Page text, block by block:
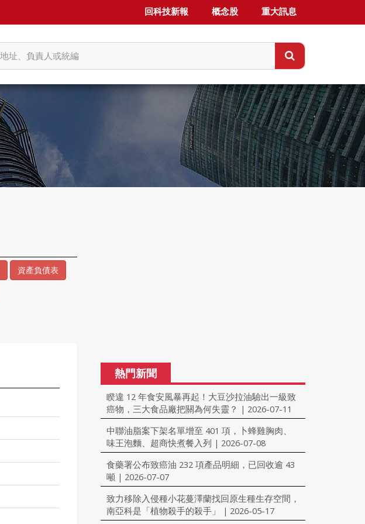
回科技新報 概念股 重大訊息
資產負債表
熱門新聞
睽違 12 年食安風暴再起！大豆沙拉油驗出一級致
癌物，三大食品廠把關為何失靈？ | 2026-07-11
中聯油脂案下架名單增至 401 項，卜蜂雞胸肉、
味王泡麵、超商快煮餐入列 | 2026-07-08
食藥署公布致癌油 232 項產品明細，已回收逾 43
噸 | 2026-07-07
致力移除入侵種小花蔓澤蘭找回原生種生存空間，
南亞科是「植物殺手的殺手」
| 2026-05-17